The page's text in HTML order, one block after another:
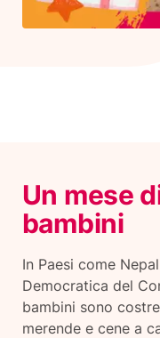
Un mese
bambini
In Paesi come
Democratica del
bambini sono
merende e cene a